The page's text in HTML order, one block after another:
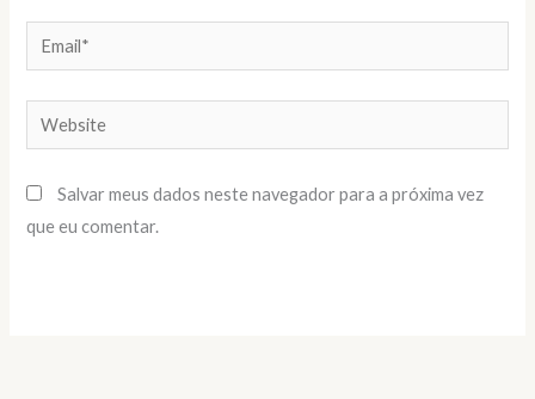
Email*
Website
Salvar meus dados neste navegador para a próxima vez
que eu comentar.